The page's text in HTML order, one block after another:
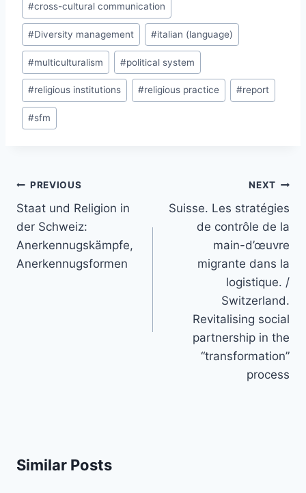
#cross-cultural communication
#Diversity management #italian (language)
#multiculturalism #political system
#religious institutions #religious practice #report
#sfm
Post
navigation
PREVIOUS
Staat und Religion in
der Schweiz:
Anerkennugskämpfe,
Anerkennugsformen
NEXT
Suisse. Les stratégies
de contrôle de la
main-d’œuvre
migrante dans la
logistique. /
Switzerland.
Revitalising social
partnership in the
“transformation”
process
Similar Posts